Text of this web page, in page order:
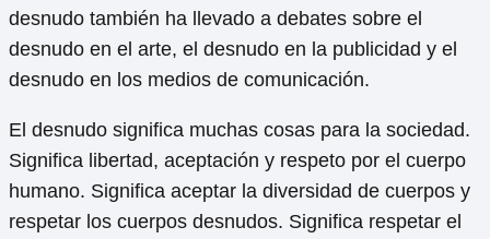
desnudo también ha llevado a debates sobre el
desnudo en el arte, el desnudo en la publicidad y el
desnudo en los medios de comunicación.
El desnudo significa muchas cosas para la sociedad.
Significa libertad, aceptación y respeto por el cuerpo
humano. Significa aceptar la diversidad de cuerpos y
respetar los cuerpos desnudos. Significa respetar el